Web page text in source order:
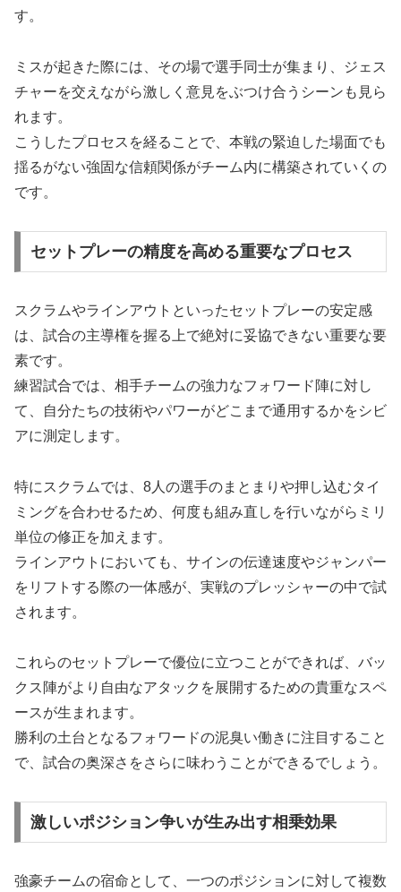
す。
ミスが起きた際には、その場で選手同士が集まり、ジェス
チャーを交えながら激しく意見をぶつけ合うシーンも見ら
れます。
こうしたプロセスを経ることで、本戦の緊迫した場面でも
揺るがない強固な信頼関係がチーム内に構築されていくの
です。
セットプレーの精度を高める重要なプロセス
スクラムやラインアウトといったセットプレーの安定感
は、試合の主導権を握る上で絶対に妥協できない重要な要
素です。
練習試合では、相手チームの強力なフォワード陣に対し
て、自分たちの技術やパワーがどこまで通用するかをシビ
アに測定します。
特にスクラムでは、8人の選手のまとまりや押し込むタイ
ミングを合わせるため、何度も組み直しを行いながらミリ
単位の修正を加えます。
ラインアウトにおいても、サインの伝達速度やジャンパー
をリフトする際の一体感が、実戦のプレッシャーの中で試
されます。
これらのセットプレーで優位に立つことができれば、バッ
クス陣がより自由なアタックを展開するための貴重なスペ
ースが生まれます。
勝利の土台となるフォワードの泥臭い働きに注目すること
で、試合の奥深さをさらに味わうことができるでしょう。
激しいポジション争いが生み出す相乗効果
強豪チームの宿命として、一つのポジションに対して複数